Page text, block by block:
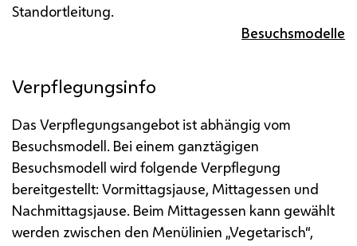
Standortleitung.
Besuchsmodelle
Verpflegungsinfo
Das Verpflegungsangebot ist abhängig vom
Besuchsmodell. Bei einem ganztägigen
Besuchsmodell wird folgende Verpflegung
bereitgestellt: Vormittagsjause, Mittagessen und
Nachmittagsjause. Beim Mittagessen kann gewählt
werden zwischen den Menülinien „Vegetarisch“,